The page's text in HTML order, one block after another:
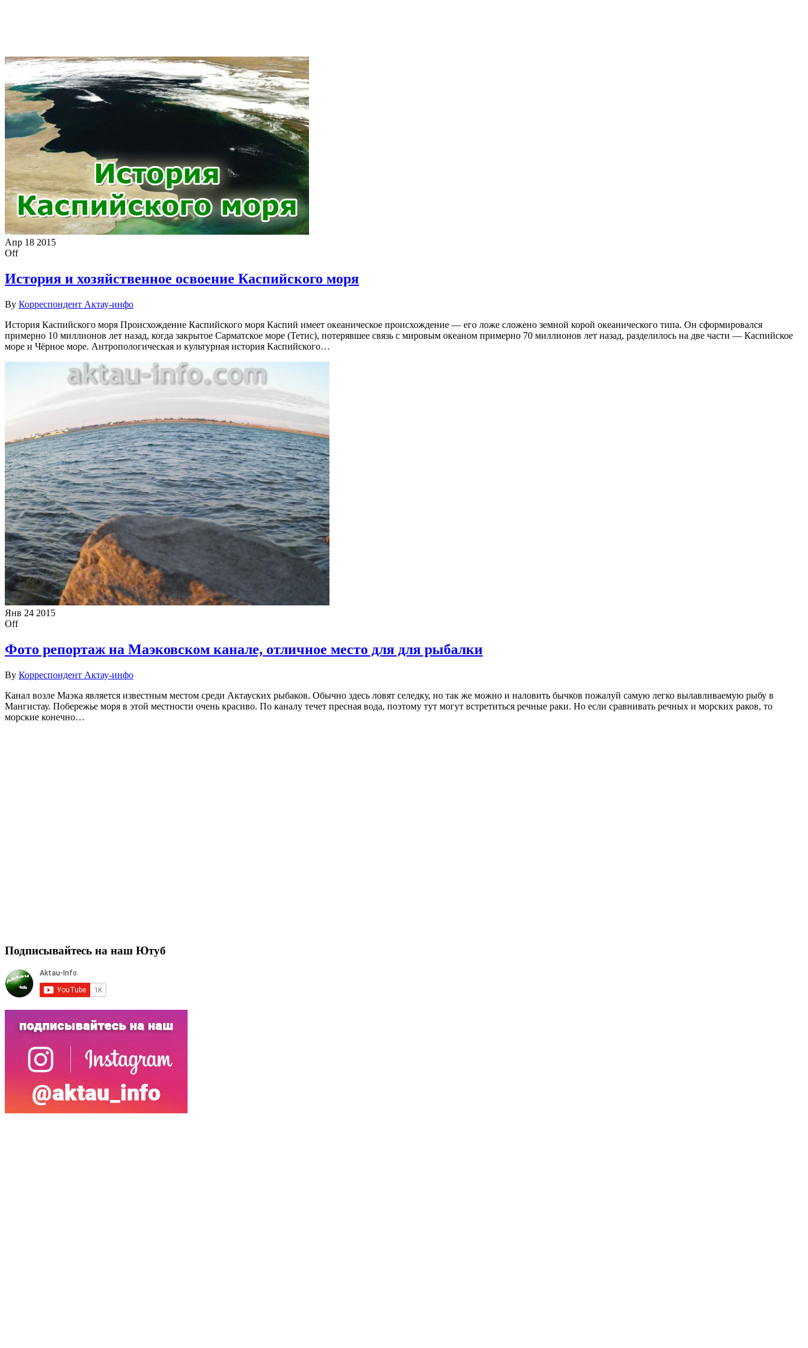
Апр 18 2015
Off
История и хозяйственное освоение Каспийского моря
By Корреспондент Актау-инфо
История Каспийского моря Происхождение Каспийского моря Каспий имеет океаническое происхождение — его ложе сложено земной корой океанического типа. Он сформировался
примерно 10 миллионов лет назад, когда закрытое Сарматское море (Тетис), потерявшее связь с мировым океаном примерно 70 миллионов лет назад, разделилось на две части — Каспийское
море и Чёрное море. Антропологическая и культурная история Каспийского…
Янв 24 2015
Off
Фото репортаж на Маэковском канале, отличное место для для рыбалки
By Корреспондент Актау-инфо
Канал возле Маэка является известным местом среди Актауских рыбаков. Обычно здесь ловят селедку, но так же можно и наловить бычков пожалуй самую легко вылавливаемую рыбу в
Мангистау. Побережье моря в этой местности очень красиво. По каналу течет пресная вода, поэтому тут могут встретиться речные раки. Но если сравнивать речных и морских раков, то
морские конечно…
Подписывайтесь на наш Ютуб